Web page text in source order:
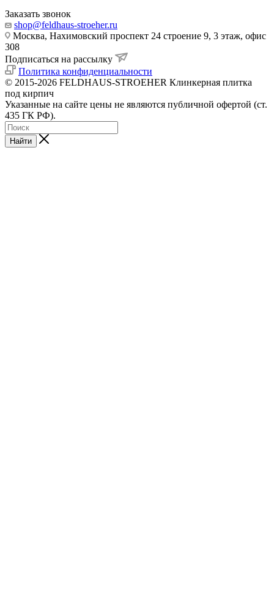
Заказать звонок
shop@feldhaus-stroeher.ru
Москва, Нахимовский проспект 24 строение 9, 3 этаж, офис
308
Подписаться на рассылку
Политика конфиденциальности
© 2015-2026 FELDHAUS-STROEHER Клинкерная плитка
под кирпич
Указанные на сайте цены не являются публичной офертой (ст.
435 ГК РФ).
Найти